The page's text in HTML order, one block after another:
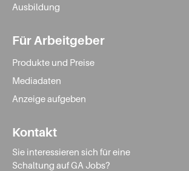
Ausbildung
Für Arbeitgeber
Produkte und Preise
Mediadaten
Anzeige aufgeben
Kontakt
Sie interessieren sich für eine
Schaltung auf GA Jobs?